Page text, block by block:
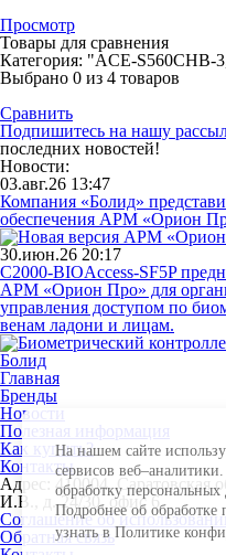
На нашем сайте
сервисов
обработку
Подробнее об
узнать в Политике
Просмотр
Товары для сравнения
Категория: "ACE-S560CHB-
Выбрано 0 из 4 товаров
Сравнить
Подпишитесь на нашу
последних новостей!
Новости:
03.авг.26 13:47
Компания «Болид»
обеспечения АРМ «Орион
30.июн.26 20:17
С2000-BIOAccess-SF5P
АРМ «Орион Про» для
управления доступом по
венам ладони и лицам.
Главная
Бренды
Новости
Полезная информация
Как купить?
Контакты
Адрес: 410004, Саратовская
И.В., д. 24/30, офис 6
Соглашение об
Обратная связь